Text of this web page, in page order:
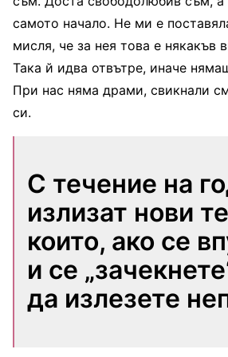
самото начало. Не ми е
мисля, че за нея това е някакъв
Така й идва отвътре, иначе
При нас няма драми, свикнали
си.
С течение на
излизат нови
които, ако се
и се
да излезете